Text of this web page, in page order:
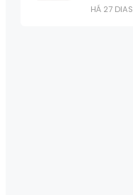
HÁ 27 DIAS